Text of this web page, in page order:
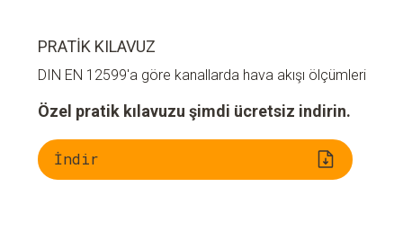
PRATIK KILAVUZ
DIN EN 12599'a göre kanallarda hava akışı ölçümleri
Özel pratik kılavuzu şimdi ücretsiz indirin.
İndir